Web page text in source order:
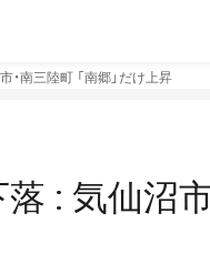
南三陸町 「南郷」だけ上昇
: 気仙沼市